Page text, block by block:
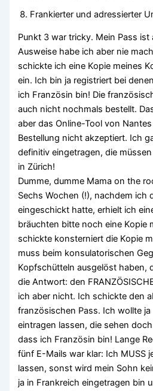
Frankierter und adressierter
Punkt 3 war tricky. Mein Pass ist
Ausweise habe ich aber nie
schickte ich eine Kopie meines
ein. Ich bin ja registriert bei
ich Französin bin! Die
auch nicht nochmals bestellt.
aber das Online-Tool von
Bestellung nicht akzeptiert. Ich
definitiv eingetragen, die
in Zürich!
Dumme, dumme Mama on the
Sechs Wochen (!), nachdem ich
eingeschickt hatte, erhielt ich
bräuchten bitte noch eine Kopie
schickte konsterniert die Kopie
muss beim konsulatorischen
Kopfschütteln ausgelöst haben,
die Antwort: den
ich aber nicht. Ich schickte den
französischen Pass. Ich wollte
eintragen lassen, die sehen
dass ich Französin bin! Lange
fünf E-Mails war klar: Ich MUSS
lassen, sonst wird mein Sohn
ja in Frankreich eingetragen bin